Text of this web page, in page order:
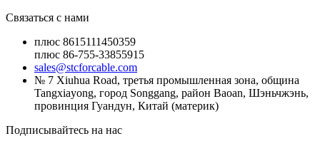
Связаться с нами
плюс 8615111450359
плюс 86-755-33855915
sales@stcforcable.com
№ 7 Xiuhua Road, третья промышленная зона, община
Tangxiayong, город Songgang, район Baoan, Шэньчжэнь,
провинция Гуандун, Китай (материк)
Подписывайтесь на нас